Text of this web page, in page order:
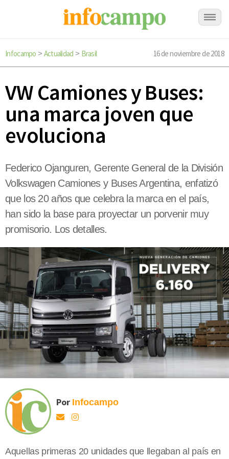
Infocampo > Actualidad > Brasil 16 de noviembre de 2018
VW Camiones y Buses:
una marca joven que
evoluciona
Federico Ojanguren, Gerente General de la División
Volkswagen Camiones y Buses Argentina, enfatizó
que los 20 años que celebra la marca en el país,
han sido la base para proyectar un porvenir muy
promisorio. Los detalles.
Por Infocampo
Aquellas primeras 20 unidades que llegaban al país en